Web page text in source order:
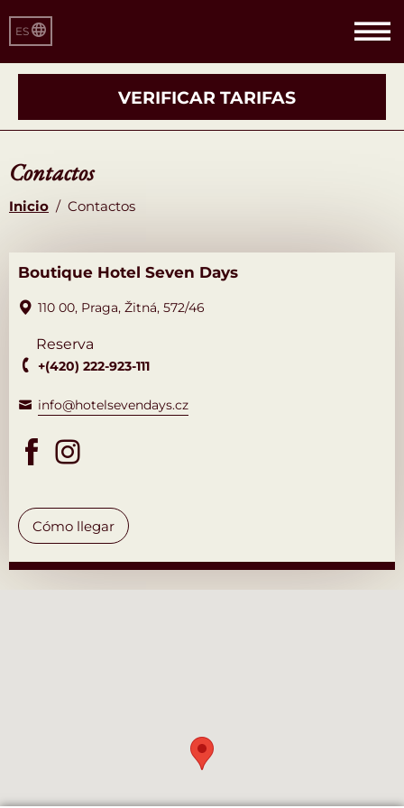
VERIFICAR TARIFAS
ES
Contactos
Inicio / Contactos
Boutique Hotel Seven Days
110 00, Praga, Žitná, 572/46
Reserva
+(420) 222-923-111
info@hotelsevendays.cz
Cómo llegar